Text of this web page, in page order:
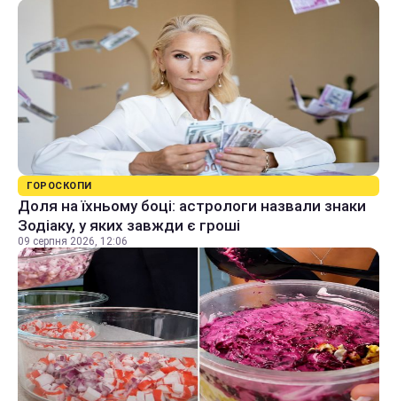
ГОРОСКОПИ
Доля на їхньому боці: астрологи назвали знаки
Зодіаку, у яких завжди є гроші
09 серпня 2026, 12:06